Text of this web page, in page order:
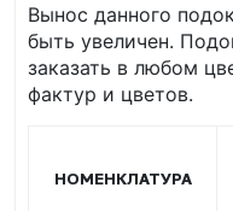
Вынос данного
быть увеличен.
заказать в любом
фактур и цветов.
НОМЕНКЛАТУРА